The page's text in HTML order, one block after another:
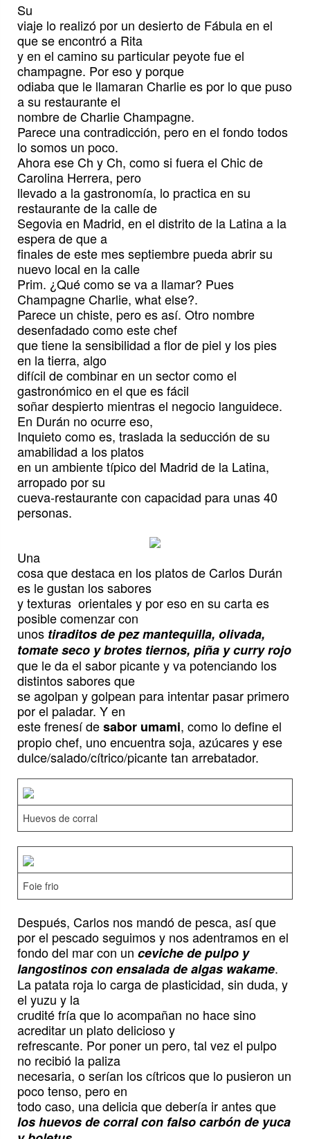
Su
viaje lo realizó por un desierto de Fábula en el
que se encontró a Rita
y en el camino su particular peyote fue el
champagne. Por eso y porque
odiaba que le llamaran Charlie es por lo que puso
a su restaurante el
nombre de Charlie Champagne.
Parece una contradicción, pero en el fondo todos
lo somos un poco.
Ahora ese Ch y Ch, como si fuera el Chic de
Carolina Herrera, pero
llevado a la gastronomía, lo practica en su
restaurante de la calle de
Segovia en Madrid, en el distrito de la Latina a la
espera de que a
finales de este mes septiembre pueda abrir su
nuevo local en la calle
Prim. ¿Qué como se va a llamar? Pues
Champagne Charlie, what else?.
Parece un chiste, pero es así. Otro nombre
desenfadado como este chef
que tiene la sensibilidad a flor de piel y los pies
en la tierra, algo
difícil de combinar en un sector como el
gastronómico en el que es fácil
soñar despierto mientras el negocio languidece.
En Durán no ocurre eso,
Inquieto como es, traslada la seducción de su
amabilidad a los platos
en un ambiente típico del Madrid de la Latina,
arropado por su
cueva-restaurante con capacidad para unas 40
personas.
Una
cosa que destaca en los platos de Carlos Durán
es le gustan los sabores
y texturas orientales y por eso en su carta es
posible comenzar con
unos tiraditos de pez mantequilla, olivada,
tomate seco y brotes tiernos, piña y curry rojo
que le da el sabor picante y va potenciando los
distintos sabores que
se agolpan y golpean para intentar pasar primero
por el paladar. Y en
este frenesí desabor umami, como lo define el
propio chef, uno encuentra soja, azúcares y ese
dulce/salado/cítrico/picante tan arrebatador.
Huevos de corral
Foie frio
Después, Carlos nos mandó de pesca, así que
por el pescado seguimos y nos adentramos en el
fondo del mar con un ceviche de pulpo y
langostinos con ensalada de algas wakame.
La patata roja lo carga de plasticidad, sin duda, y
el yuzu y la
crudité fría que lo acompañan no hace sino
acreditar un plato delicioso y
refrescante. Por poner un pero, tal vez el pulpo
no recibió la paliza
necesaria, o serían los cítricos que lo pusieron un
poco tenso, pero en
todo caso, una delicia que debería ir antes que
los huevos de corral con falso carbón de yuca